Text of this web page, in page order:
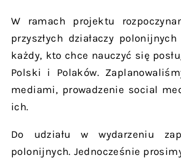
W ramach projektu
przyszłych działaczy
każdy, kto chce nauczyć się
Polski i Polaków.
mediami, prowadzenie social
ich.
Do udziału w wydarzeniu
polonijnych. Jednocześnie